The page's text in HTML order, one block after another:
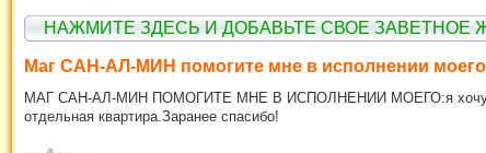
НАЖМИТЕ ЗДЕСЬ И ДОБАВЬТЕ СВОЕ ЗАВЕТНОЕ
Маг САН-АЛ-МИН помогите мне в исполнении моего
МАГ САН-АЛ-МИН ПОМОГИТЕ МНЕ В ИСПОЛНЕНИИ МОЕГО:я хочу
отдельная квартира.Заранее спасибо!